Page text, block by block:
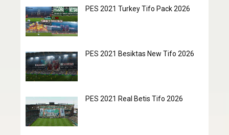
PES 2021 Turkey Tifo Pack 2026
PES 2021 Besiktas New Tifo 2026
PES 2021 Real Betis Tifo 2026